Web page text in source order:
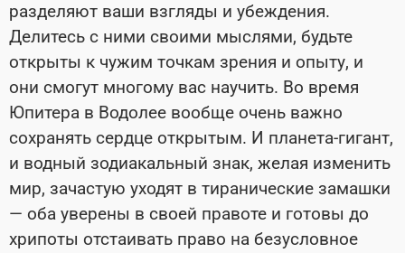
разделяют ваши взгляды и убеждения.
Делитесь с ними своими мыслями, будьте
открыты к чужим точкам зрения и опыту, и
они смогут многому вас научить. Во время
Юпитера в Водолее вообще очень важно
сохранять сердце открытым. И планета-гигант,
и водный зодиакальный знак, желая изменить
мир, зачастую уходят в тиранические замашки
— оба уверены в своей правоте и готовы до
хрипоты отстаивать право на безусловное